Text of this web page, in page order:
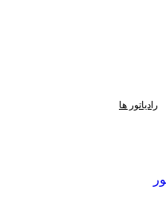
رادیاتور ها